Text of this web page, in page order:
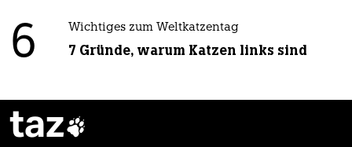
6 Wichtiges zum Weltkatzentag
7 Gründe, warum Katzen links sind
taz